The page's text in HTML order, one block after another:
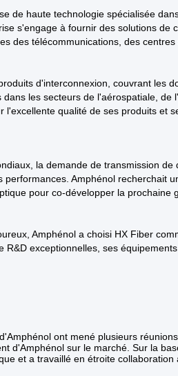
de haute technologie spécialisée
s'engage à fournir des solutions de
des télécommunications, des
d'interconnexion, couvrant les
les secteurs de l'aérospatiale, de
qualité de ses produits et
la demande de transmission de
Amphénol recherchait
pour co-développer la prochaine
Amphénol a choisi HX Fiber
exceptionnelles, ses
ont mené plusieurs
d'Amphénol sur le marché. Sur la
et a travaillé en étroite